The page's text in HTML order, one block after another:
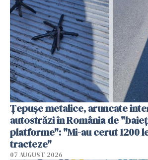
Țepușe metalice, aruncate
autostrăzi în România de
platforme": "Mi-au cerut 1200
tracteze"
07 AUGUST 2026